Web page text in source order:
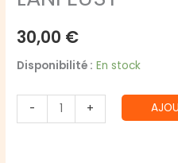
30,00 €
Disponibilité : En stock
-
quantité
de
+